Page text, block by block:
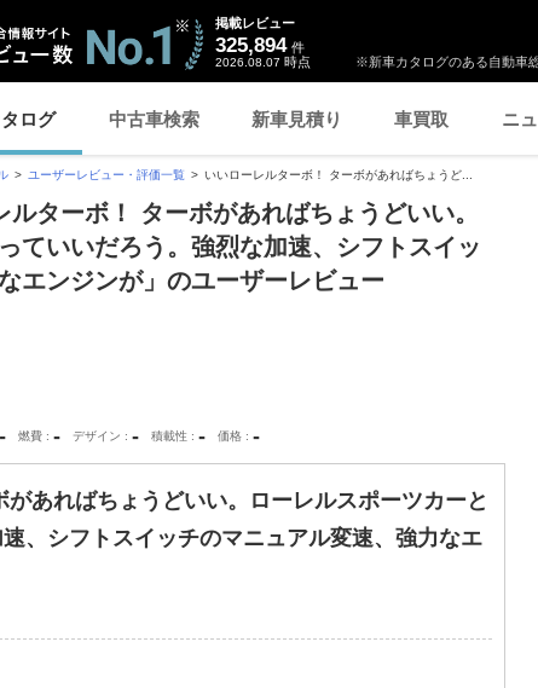
※新車カタログのある自動車
掲載レビュー
325,894 件
2026.08.07 時点
ログ 中古車検索 新車見積り 車買取 ニ
ユーザーレビュー・評価一覧 いいローレルターボ！ ターボがあればちょうど...
ターボ！ ターボがあればちょうどいい。
ていいだろう。強烈な加速、シフトスイッ
エンジンが」のユーザーレビュー
- 燃費 - デザイン - 積載性 - 価格 -
あればちょうどいい。ローレルスポーツカーと
、シフトスイッチのマニュアル変速、強力なエ